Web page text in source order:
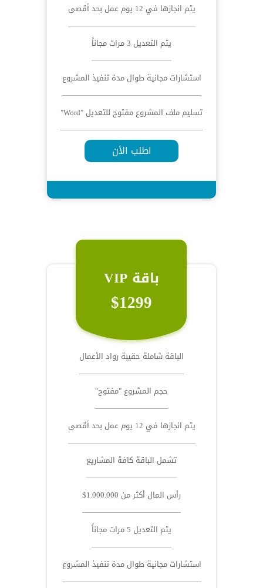
يتم انجازها في 12 يوم عمل بحد أقصى
يتم التعديل 3 مرات مجاناً
استشارات مجانية طوال مدة تنفيذ المشروع
تسليم ملف المشروع مفتوح للتعديل "Word"
اطلب الأن
باقة VIP
$1299
الباقة شاملة حقيبة رواد الأعمال
حجم المشروع "مفتوح"
يتم انجازها في 12 يوم عمل بحد أقصى
تشمل الباقة كافة المشاريع
رأس المال أكثر من 1.000.000$
يتم التعديل 5 مرات مجاناً
استشارات مجانية طوال مدة تنفيذ المشروع